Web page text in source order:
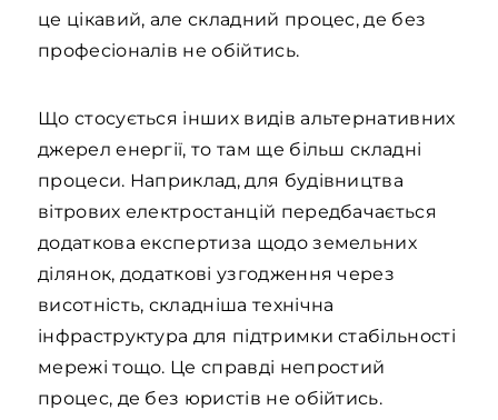
це цікавий, але складний процес, де без
професіоналів не обійтись.
Що стосується інших видів альтернативних
джерел енергії, то там ще більш складні
процеси. Наприклад, для будівництва
вітрових електростанцій передбачається
додаткова експертиза щодо земельних
ділянок, додаткові узгодження через
висотність, складніша технічна
інфраструктура для підтримки стабільності
мережі тощо. Це справді непростий
процес, де без юристів не обійтись.